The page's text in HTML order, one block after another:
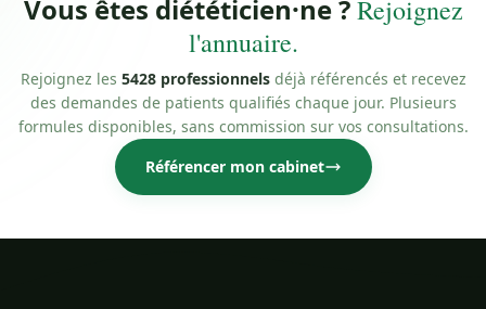
Vous êtes diététicien·ne ?Rejoignez
l'annuaire.
Rejoignez les 5428 professionnelsdéjà référencés et recevez
des demandes de patients qualifiés chaque jour. Plusieurs
formules disponibles, sans commission sur vos consultations.
Référencer mon cabinet